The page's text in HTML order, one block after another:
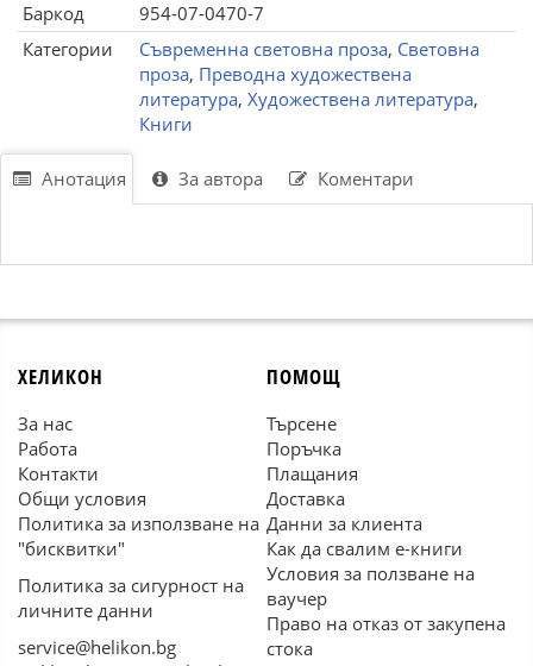
Баркод
954-07-0470-7
Категории
Съвременна световна проза, Световна
проза, Преводна художествена
литература, Художествена литература,
Книги
Анотация За автора Коментари
ХЕЛИКОН
За нас
Работа
Контакти
Общи условия
Политика за използване на
"бисквитки"
Политика за сигурност на
личните данни
service@helikon.bg
ПОМОЩ
Търсене
Поръчка
Плащания
Доставка
Данни за клиента
Как да свалим е-книги
Условия за ползване на
ваучер
Право на отказ от закупена
стока